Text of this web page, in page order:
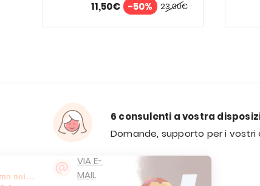
23,00€
11,50€ -50%
6 consulenti a vostra
Domande, supporto per i vostri
VIA E-
MAIL